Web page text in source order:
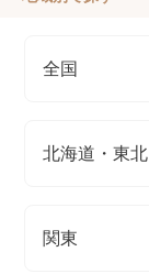
全国
北海道・東北
関東